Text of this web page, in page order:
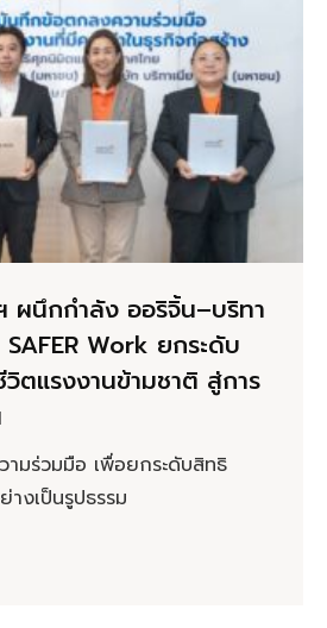
ผนึกกำลัง ออริจิ้น–บริทา
Work ยกระดับ
แรงงานข้ามชาติ สู่การ
ามร่วมมือ เพื่อยกระดับสิทธิ
างเป็นรูปธรรม